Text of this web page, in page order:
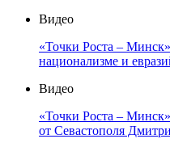
Видео
«Точки Роста –
национализме и
Видео
«Точки Роста –
от Севастополя